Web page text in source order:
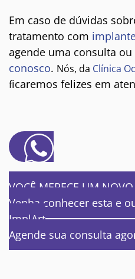
Em caso de dúvidas
tratamento com
agende uma consulta ou
conosco. Nós, da Clínica
ficaremos felizes em
VOCÊ MERECE UM
Venha conhecer esta e
ImplArt
Agende sua consulta